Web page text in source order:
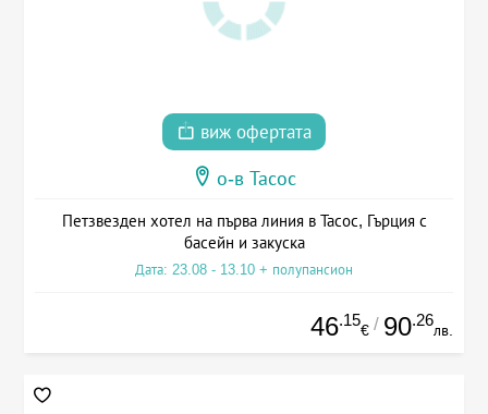
виж офертата
о-в Тасос
Петзвезден хотел на първа линия в Тасос, Гърция с
басейн и закуска
Дата: 23.08 - 13.10 + полупансион
46.15
€ / 90.26
лв.